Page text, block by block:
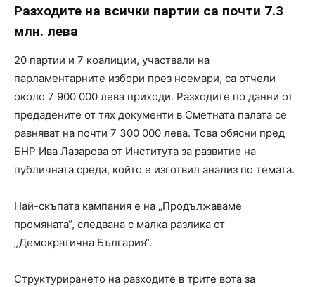
Разходите на всички партии са почти 7.3
млн. лева
20 партии и 7 коалиции, участвали на
парламентарните избори през ноември, са отчели
около 7 900 000 лева приходи. Разходите по данни от
предадените от тях документи в Сметната палата се
равняват на почти 7 300 000 лева. Това обясни пред
БНР Ива Лазарова от Института за развитие на
публичната среда, който е изготвил анализ по темата.
Най-скъпата кампания е на „Продължаваме
промяната“, следвана с малка разлика от
„Демократична България“.
Структурирането на разходите в трите вота за